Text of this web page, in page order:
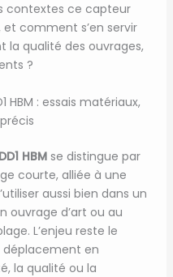
contextes ce capteur
comment s’en servir
qualité des ouvrages,
?
HBM : essais matériaux,
DD1 HBMse distingue par
courte, alliée à une
aussi bien dans un
ouvrage d’art ou au
L’enjeu reste le
en
la qualité ou la